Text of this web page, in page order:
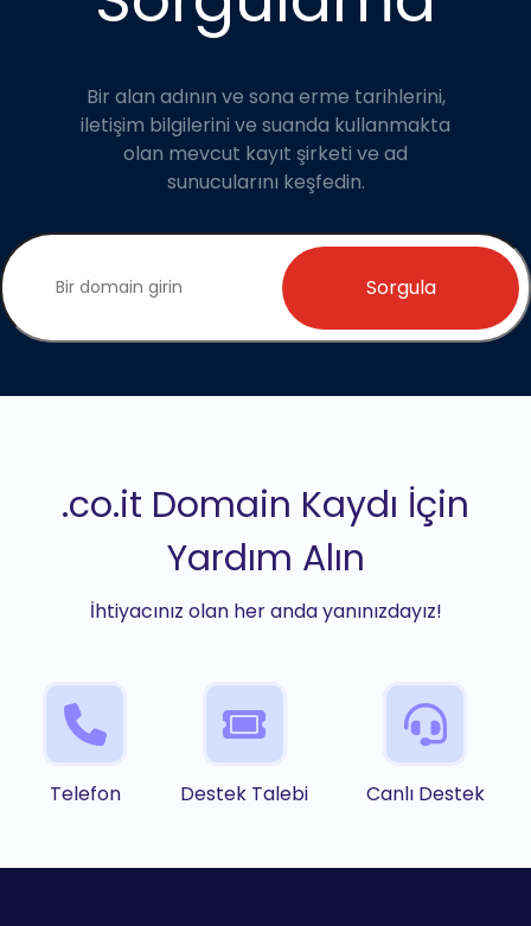
Bir alan adının ve sona erme tarihlerini,
iletişim bilgilerini ve suanda kullanmakta
olan mevcut kayıt şirketi ve ad
sunucularını keşfedin.
Sorgula
.co.it Domain Kaydı İçin
Yardım Alın
İhtiyacınız olan her anda yanınızdayız!
Telefon Destek Talebi Canlı Destek